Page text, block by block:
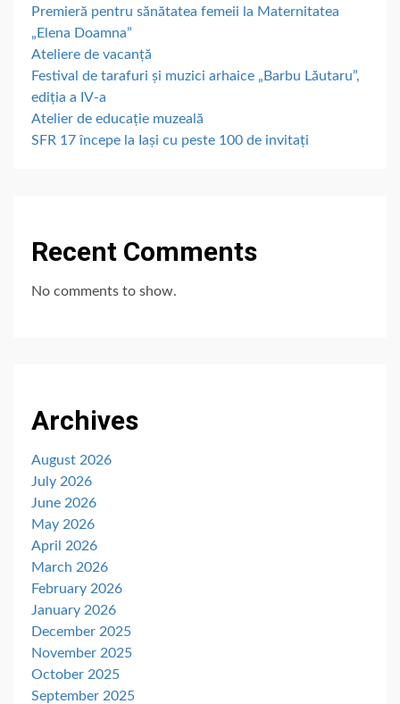
Premieră pentru sănătatea femeii la Maternitatea
„Elena Doamna”
Ateliere de vacanță
Festival de tarafuri și muzici arhaice „Barbu Lăutaru”,
ediția a IV-a
Atelier de educație muzeală
SFR 17 începe la Iași cu peste 100 de invitați
Recent Comments
No comments to show.
Archives
August 2026
July 2026
June 2026
May 2026
April 2026
March 2026
February 2026
January 2026
December 2025
November 2025
October 2025
September 2025